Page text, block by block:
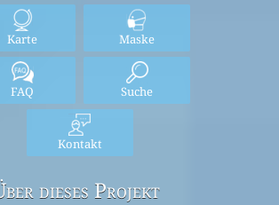
Karte Maske
FAQ Suche
Kontakt
dieses Projekt